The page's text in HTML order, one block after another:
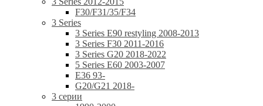
F30/F31/35/F34
3 Series
3 Series E90 restyling 2008-2013
3 Series F30 2011-2016
3 Series G20 2018-2022
5 Series E60 2003-2007
E36 93-
G20/G21 2018-
3 серии